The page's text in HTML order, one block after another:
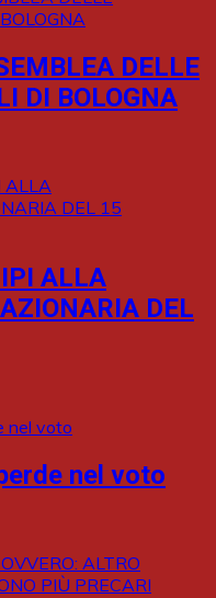
DELLE
DI BOLOGNA
ALLA
DEL
nel voto